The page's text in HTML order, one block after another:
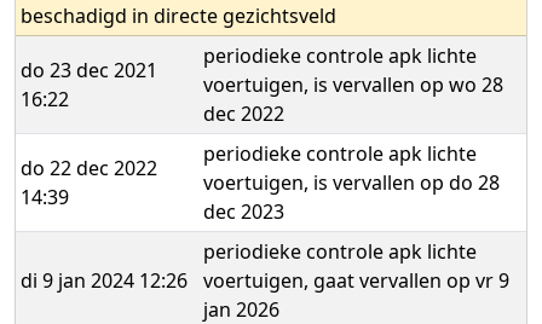
beschadigd in directe gezichtsveld
do 23 dec 2021
16:22
periodieke controle apk lichte
voertuigen, is vervallen op wo 28
dec 2022
do 22 dec 2022
14:39
periodieke controle apk lichte
voertuigen, is vervallen op do 28
dec 2023
di 9 jan 2024 12:26
periodieke controle apk lichte
voertuigen, gaat vervallen op vr 9
jan 2026